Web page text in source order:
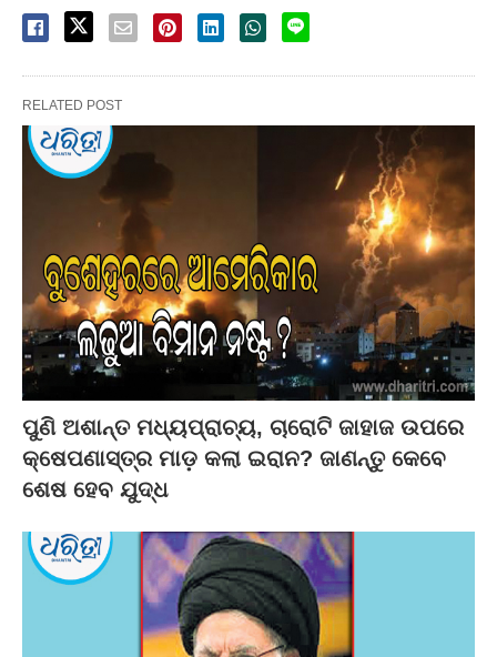
RELATED POST
ପୁଣି ଅଶାନ୍ତ ମଧ୍ୟପ୍ରାଚ୍ୟ, ଚାରୋଟି ଜାହାଜ ଉପରେ
କ୍ଷେପଣାସ୍ତ୍ର ମାଡ଼ କଲା ଇରାନ? ଜାଣନ୍ତୁ କେବେ
ଶେଷ ହେବ ଯୁଦ୍ଧ